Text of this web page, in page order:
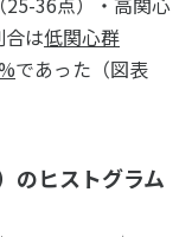
は低関心群
であった（図表
のヒストグラム